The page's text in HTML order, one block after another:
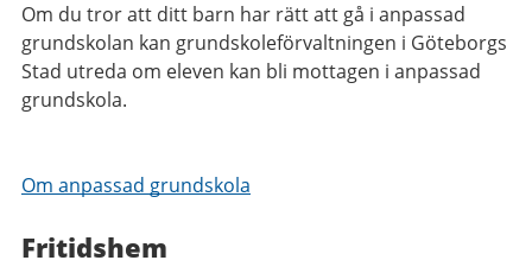
Om du tror att ditt barn har rätt att gå i anpassad
grundskolan kan grundskoleförvaltningen i Göteborgs
Stad utreda om eleven kan bli mottagen i anpassad
grundskola.
Om anpassad grundskola
Fritidshem